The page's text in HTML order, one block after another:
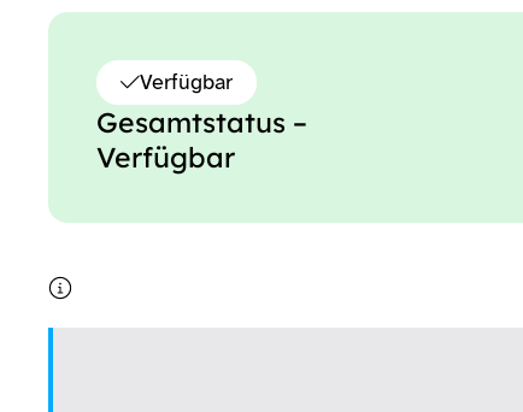
Verfügbar
Gesamtstatus –
Verfügbar